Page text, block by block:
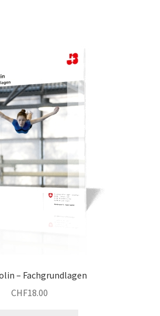
– Fachgrundlagen
CHF18.00